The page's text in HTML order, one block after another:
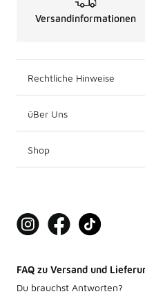
Versandinformationen
Rechtliche Hinweise
üBer Uns
Shop
FAQ zu Versand und
Du brauchst Antworten?